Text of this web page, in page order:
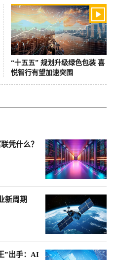

“十五五” 规划升级绿色包装 喜
悦智行有望加速突围
凭什么？
新周期
”出手：AI